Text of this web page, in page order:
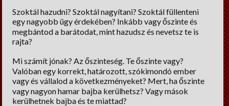
Lelki Pillér
HM tippek
Erős fekete
Cooltúr Koktél
Szoktál hazudni? Szoktál nagyítani? Szoktál füllenteni
egy nagyobb ügy érdekében? Inkább vagy őszinte és
megbántod a barátodat, mint hazudsz és nevetsz te is
rajta?
Mi számít jónak? Az őszinteség. Te őszinte vagy?
Valóban egy korrekt, határozott, szókimondó ember
vagy és vállalod a következményeket? Mert, ha őszinte
vagy nagyon hamar bajba kerülhetsz? Vagy mások
kerülhetnek bajba és te miattad?